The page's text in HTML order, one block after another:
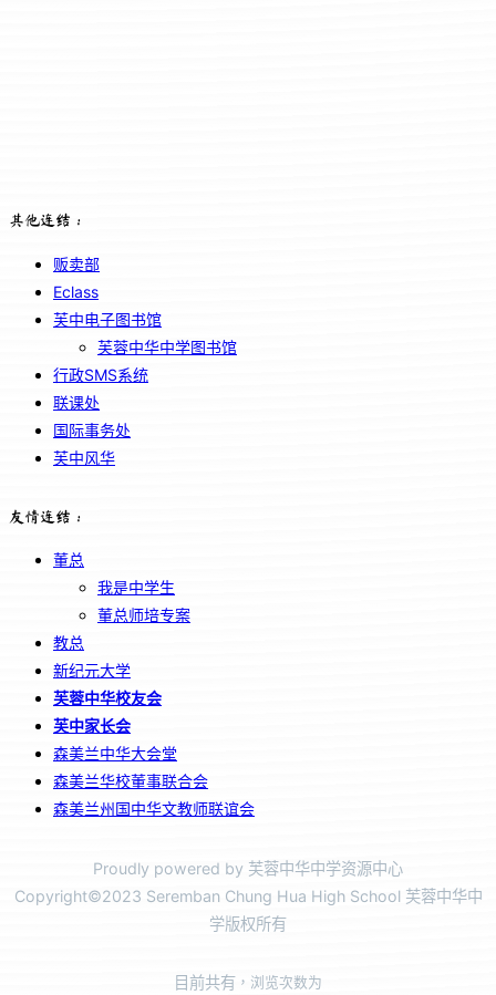
其他连结：
贩卖部
Eclass
芙中电子图书馆
芙蓉中华中学图书馆
行政SMS系统
联课处
国际事务处
芙中风华
友情连结：
董总
我是中学生
董总师培专案
教总
新纪元大学
芙蓉中华校友会
芙中家长会
森美兰中华大会堂
森美兰华校董事联合会
森美兰州国中华文教师联谊会
Proudly powered by 芙蓉中华中学资源中心
Copyright©2023 Seremban Chung Hua High School 芙蓉中华中
学版权所有
目前共有 ，浏览次数为